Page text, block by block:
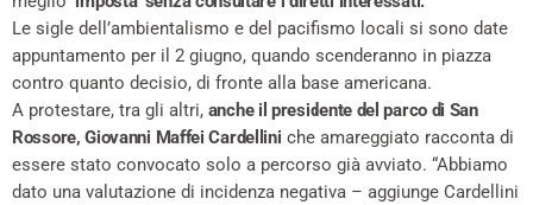
Le sigle dell’ambientalismo e del pacifismo locali si sono date
appuntamento per il 2 giugno, quando scenderanno in piazza
contro quanto decisio, di fronte alla base americana.
A protestare, tra gli altri, anche il presidente del parco di San
Rossore, Giovanni Maffei Cardellini che amareggiato racconta di
essere stato convocato solo a percorso già avviato. “Abbiamo
dato una valutazione di incidenza negativa – aggiunge Cardellini